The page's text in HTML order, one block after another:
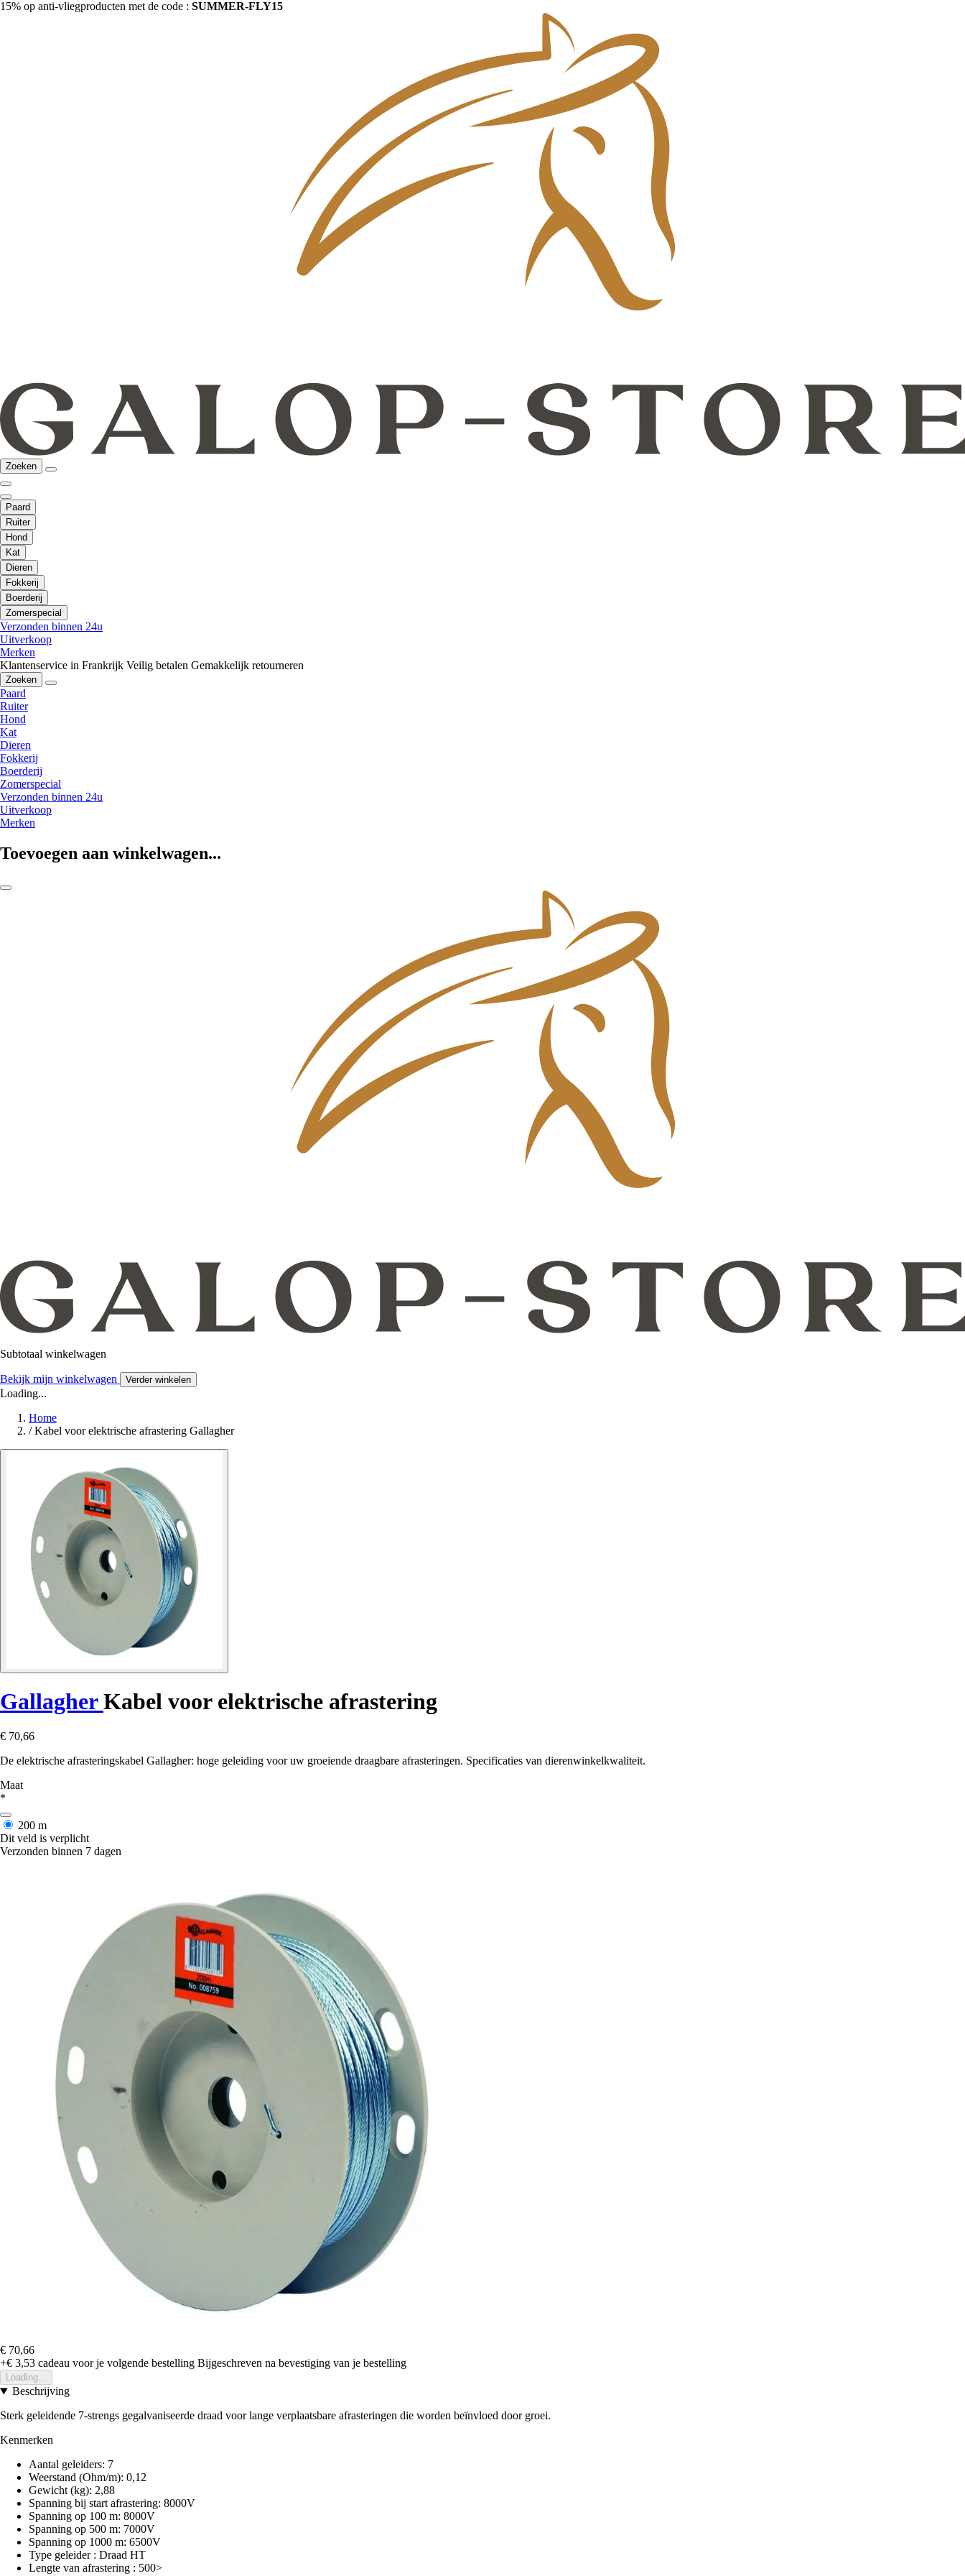
15% op anti-vliegproducten met de code : SUMMER-FLY15
Zoeken
Paard
Ruiter
Hond
Kat
Dieren
Fokkerij
Boerderij
Zomerspecial
Verzonden binnen 24u
Uitverkoop
Merken
Klantenservice in Frankrijk Veilig betalen Gemakkelijk retourneren
Zoeken
Paard
Ruiter
Hond
Kat
Dieren
Fokkerij
Boerderij
Zomerspecial
Verzonden binnen 24u
Uitverkoop
Merken
Toevoegen aan winkelwagen...
Subtotaal winkelwagen
Bekijk mijn winkelwagen Verder winkelen
Loading...
Home
/ Kabel voor elektrische afrastering Gallagher
GallagherKabel voor elektrische afrastering
€ 70,66
De elektrische afrasteringskabel Gallagher: hoge geleiding voor uw groeiende draagbare afrasteringen. Specificaties van dierenwinkelkwaliteit.
Maat
*
200 m
Dit veld is verplicht
Verzonden binnen 7 dagen
€ 70,66
+€ 3,53 cadeau voor je volgende bestelling Bijgeschreven na bevestiging van je bestelling
Loading...
Beschrijving
Sterk geleidende 7-strengs gegalvaniseerde draad voor lange verplaatsbare afrasteringen die worden beïnvloed door groei.
Kenmerken
Aantal geleiders: 7
Weerstand (Ohm/m): 0,12
Gewicht (kg): 2,88
Spanning bij start afrastering: 8000V
Spanning op 100 m: 8000V
Spanning op 500 m: 7000V
Spanning op 1000 m: 6500V
Type geleider : Draad HT
Lengte van afrastering : 500>